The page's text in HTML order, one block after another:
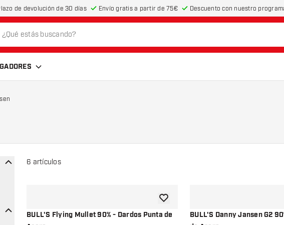
de devolución de 30 días Envío gratis a partir de 75€ Descuento con nuestro
6 artículos
BULL'S Flying Mullet 90% - Dardos Punta de
añadir a la lista de deseos
BULL'S Danny Jansen G2